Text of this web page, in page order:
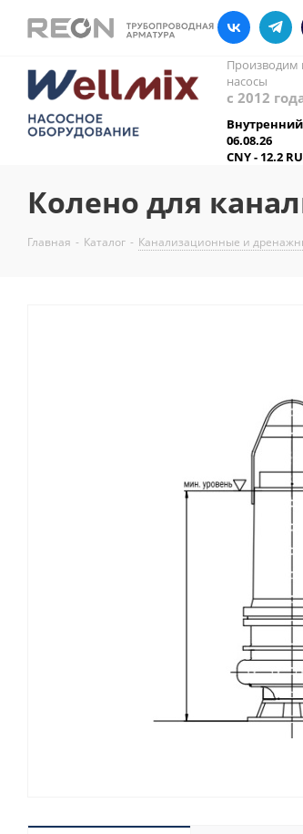
Производим
насосы
с 2012
06.08.26
CNY - 12.2
Колено для
Главная - Каталог - Канализационные и